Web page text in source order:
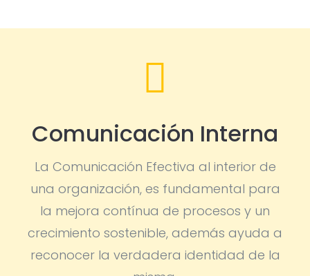

Comunicación Interna
La Comunicación Efectiva al interior de
una organización, es fundamental para
la mejora contínua de procesos y un
crecimiento sostenible, además ayuda a
reconocer la verdadera identidad de la